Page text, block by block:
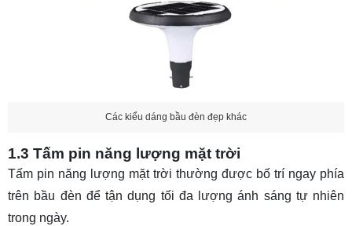
Các kiểu dáng bầu đèn đẹp khác
1.3 Tấm pin năng lượng mặt trời
Tấm pin năng lượng mặt trời thường được bố trí ngay phía
trên bầu đèn để tận dụng tối đa lượng ánh sáng tự nhiên
trong ngày.